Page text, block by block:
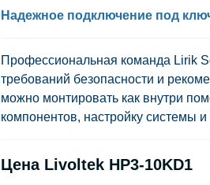
Надежное подключение под
Профессиональная команда Lirik
требований безопасности и
можно монтировать как внутри
компонентов, настройку системы
Цена Livoltek HP3-10KD1